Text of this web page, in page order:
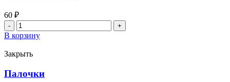
60 ₽
Количество
товара
Чесночный
соус
В корзину
Закрыть
Палочки